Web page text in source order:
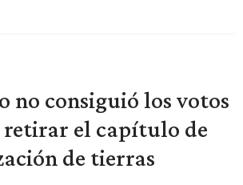
no consiguió los votos
retirar el capítulo de
de tierras